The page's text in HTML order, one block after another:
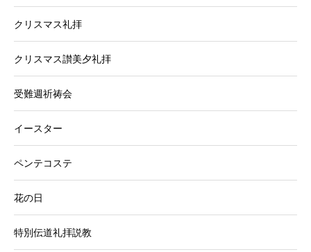
クリスマス礼拝
クリスマス讃美夕礼拝
受難週祈祷会
イースター
ペンテコステ
花の日
特別伝道礼拝説教